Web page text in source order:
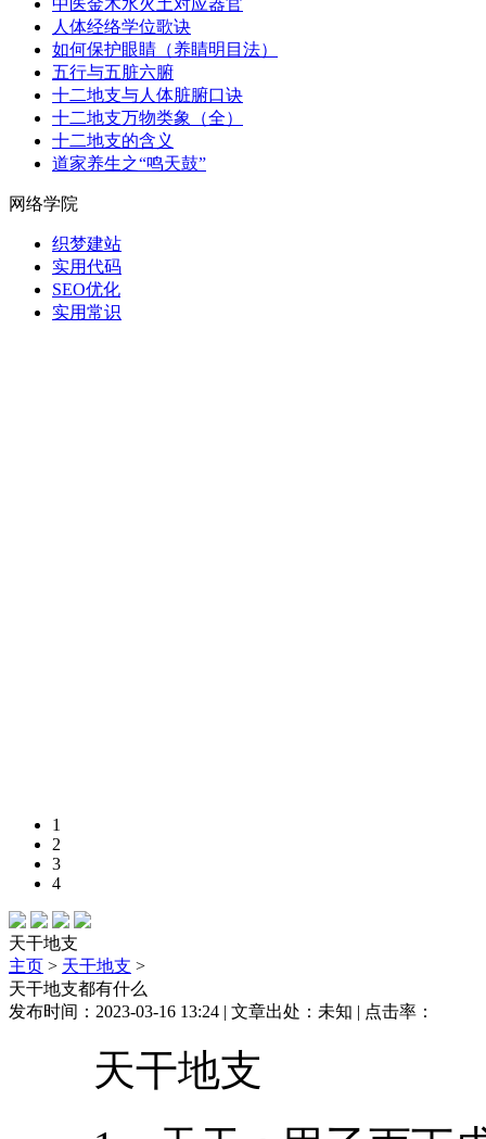
中医金木水火土对应器官
人体经络学位歌诀
如何保护眼睛（养睛明目法）
五行与五脏六腑
十二地支与人体脏腑口诀
十二地支万物类象（全）
十二地支的含义
道家养生之“鸣天鼓”
网络学院
织梦建站
实用代码
SEO优化
实用常识
1
2
3
4
天干地支
主页 > 天干地支 >
天干地支都有什么
发布时间：2023-03-16 13:24 | 文章出处：未知 | 点击率：
天干地支